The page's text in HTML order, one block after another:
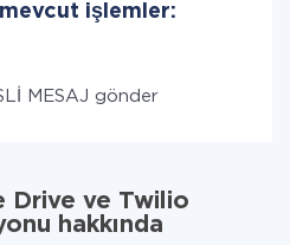
mevcut işlemler:
MESAJ gönder
Drive ve Twilio
hakkında